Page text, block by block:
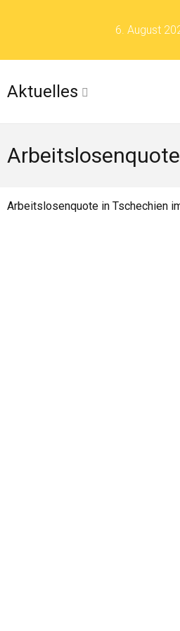
6. August
Aktuelles
Arbeitslosenquote in Tschechien